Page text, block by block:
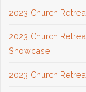
2023 Church
2023 Church
Showcase
2023 Church